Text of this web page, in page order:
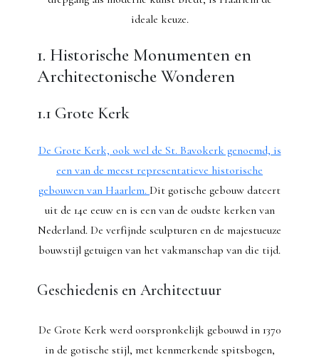
ideale keuze.
1. Historische Monumenten en
Architectonische Wonderen
1.1 Grote Kerk
De Grote Kerk, ook wel de St. Bavokerk genoemd, is
een van de meest representatieve historische
gebouwen van Haarlem. Dit gotische gebouw dateert
uit de 14e eeuw en is een van de oudste kerken van
Nederland. De verfijnde sculpturen en de majestueuze
bouwstijl getuigen van het vakmanschap van die tijd.
Geschiedenis en Architectuur
De Grote Kerk werd oorspronkelijk gebouwd in 1370
in de gotische stijl, met kenmerkende spitsbogen,